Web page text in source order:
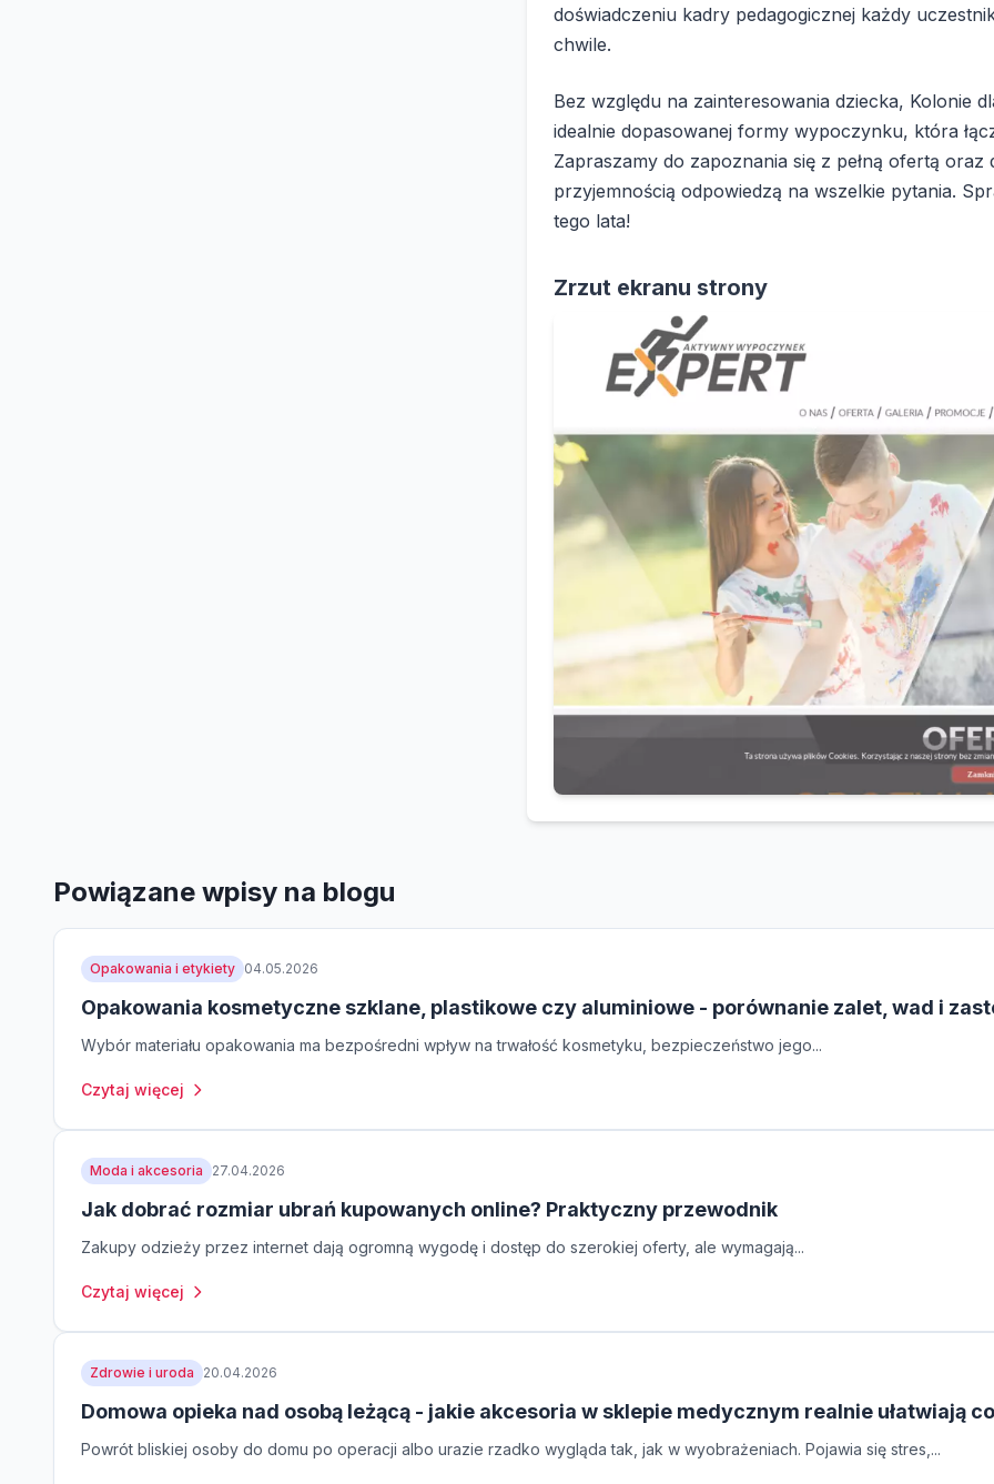
doświadczeniu kadry pedagogicznej każdy
chwile.
Bez względu na zainteresowania dziecka, Kolonie
idealnie dopasowanej formy wypoczynku, która
Zapraszamy do zapoznania się z pełną ofertą
przyjemnością odpowiedzą na wszelkie pytania.
tego lata!
Zrzut ekranu strony
Powiązane wpisy na blogu
Opakowania i etykiety 04.05.2026
Opakowania kosmetyczne szklane, plastikowe czy aluminiowe - porównanie zalet, wad i
Wybór materiału opakowania ma bezpośredni wpływ na trwałość kosmetyku, bezpieczeństwo jego...
Czytaj więcej
Moda i akcesoria 27.04.2026
Jak dobrać rozmiar ubrań kupowanych online? Praktyczny przewodnik
Zakupy odzieży przez internet dają ogromną wygodę i dostęp do szerokiej oferty, ale wymagają...
Czytaj więcej
Zdrowie i uroda 20.04.2026
Domowa opieka nad osobą leżącą - jakie akcesoria w sklepie medycznym realnie ułatwiają
Powrót bliskiej osoby do domu po operacji albo urazie rzadko wygląda tak, jak w wyobrażeniach. Pojawia się stres,...